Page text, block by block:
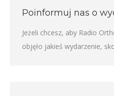
Poinformuj nas o
Jeżeli chcesz, aby Radio
objęło jakieś wydarzenie,